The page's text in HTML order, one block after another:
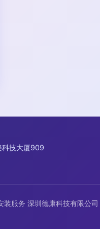
科技大厦909
装服务 深圳德康科技有限公司